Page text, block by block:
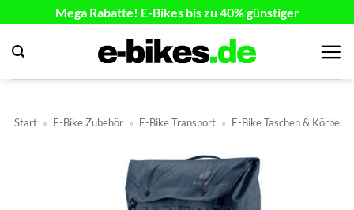
springen
Mega Rabatte! E-Bikes bis zu 40% günstiger
Start » E-Bike Zubehör » E-Bike Transport » E-Bike Taschen & Körbe